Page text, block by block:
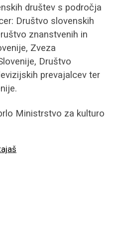
društev s področja
Društvo slovenskih
znanstvenih in
Zveza
Društvo
prevajalcev ter
Ministrstvo za kulturo